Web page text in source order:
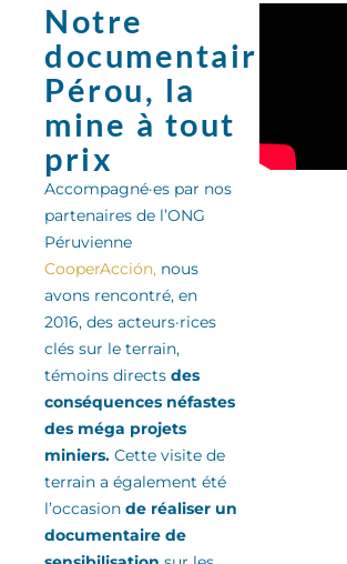
Notre
documentaire:
Pérou, la
mine à tout
prix
Accompagné·es par nos
partenaires de l’ONG
Péruvienne
CooperAcción, nous
avons rencontré, en
2016, des acteurs·rices
clés sur le terrain,
témoins directs des
conséquences néfastes
des méga projets
miniers. Cette visite de
terrain a également été
l’occasion de réaliser un
documentaire de